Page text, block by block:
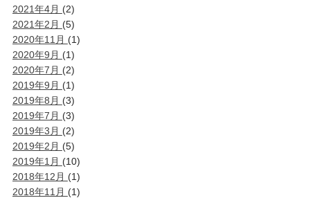
2021年4月 (2)
2021年2月 (5)
2020年11月 (1)
2020年9月 (1)
2020年7月 (2)
2019年9月 (1)
2019年8月 (3)
2019年7月 (3)
2019年3月 (2)
2019年2月 (5)
2019年1月 (10)
2018年12月 (1)
2018年11月 (1)